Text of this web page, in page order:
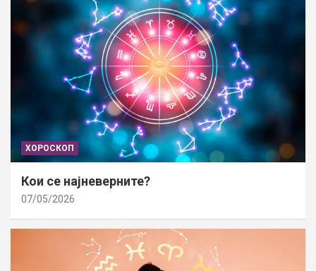
ХОРОСКОП
Кои се најневерните?
07/05/2026